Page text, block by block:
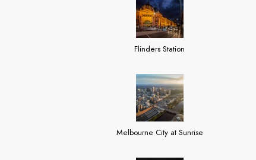
Flinders Station
Melbourne City at Sunrise